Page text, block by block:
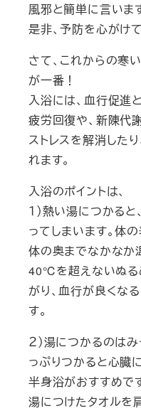
風邪と簡単に言いま
是非、予防を心がけ
さて、これからの寒
が一番！
入浴には、血行促進
疲労回復や、新陳代
ストレスを解消した
れます。
入浴のポイントは、
１）熱い湯につかる
ってしまいます。体
体の奥までなかなか
40℃を超えないぬる
がり、血行が良くな
す。
２）湯につかるのは
っぷりつかると心臓
半身浴がおすすめで
湯につけたタオルを